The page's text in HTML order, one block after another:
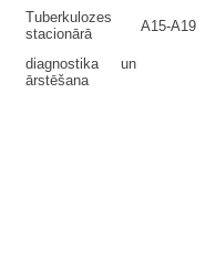
Tuberkulozes
stacionārā
A15-A19
diagnostika un
ārstēšana